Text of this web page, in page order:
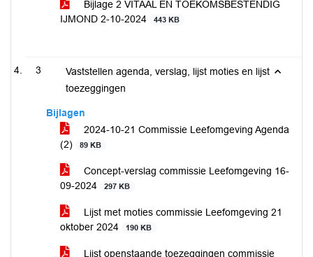
Bijlage 2 VITAAL EN TOEKOMSBESTENDIG
IJMOND 2-10-2024
443 KB
3
Vaststellen agenda, verslag, lijst moties en lijst
toezeggingen
Bijlagen
2024-10-21 Commissie Leefomgeving Agenda
(2)
89 KB
Concept-verslag commissie Leefomgeving 16-
09-2024
297 KB
Lijst met moties commissie Leefomgeving 21
oktober 2024
190 KB
Lijst openstaande toezeggingen commissie